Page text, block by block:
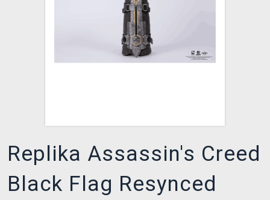
Replika Assassin's Creed
Black Flag Resynced